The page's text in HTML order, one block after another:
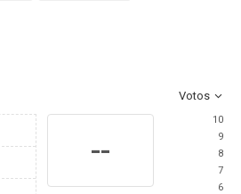
Votos
--
10
9
8
7
6